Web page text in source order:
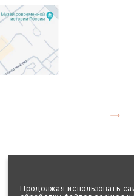
Продолжая использовать